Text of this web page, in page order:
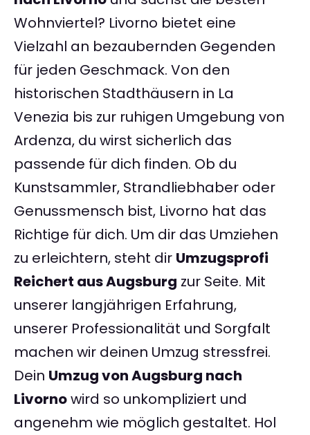
Wohnviertel? Livorno bietet eine
Vielzahl an bezaubernden Gegenden
für jeden Geschmack. Von den
historischen Stadthäusern in La
Venezia bis zur ruhigen Umgebung von
Ardenza, du wirst sicherlich das
passende für dich finden. Ob du
Kunstsammler, Strandliebhaber oder
Genussmensch bist, Livorno hat das
Richtige für dich. Um dir das Umziehen
zu erleichtern, steht dir Umzugsprofi
Reichert aus Augsburg zur Seite. Mit
unserer langjährigen Erfahrung,
unserer Professionalität und Sorgfalt
machen wir deinen Umzug stressfrei.
Dein Umzug von Augsburg nach
Livornowird so unkompliziert und
angenehm wie möglich gestaltet. Hol